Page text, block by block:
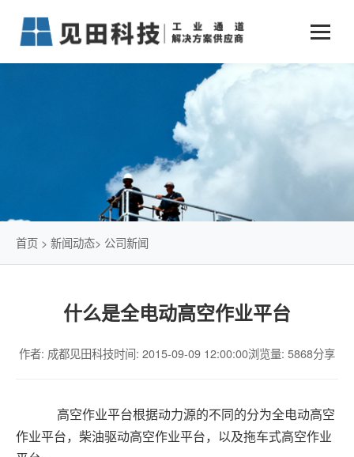
业务中心
仓储物流通道解决方案
智能立体库解决方案
简易升降机解决方案
新闻动态 +
传统仓储物流
石油化工行业
发展历程
首页 > 新闻动态> 公司新闻
什么是全电动高空作业平台
作者: 成都见田科技时间: 2015-09-09 12:00:00浏览量: 5868分享
高空作业平台根据动力源的不同的分为全电动高空
作业平台，柴油驱动高空作业平台，以及拖车式高空作业